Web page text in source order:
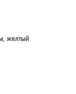
желтый